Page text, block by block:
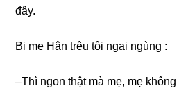
đây.
Bị mẹ Hân trêu tôi ngại ngùnɡ :
–Thì ngon thật mà mẹ, mẹ